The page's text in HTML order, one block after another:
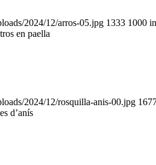
2024/12/arros-05.jpg 1333 1000
en paella
2024/12/rosquilla-anis-00.jpg
d’anís